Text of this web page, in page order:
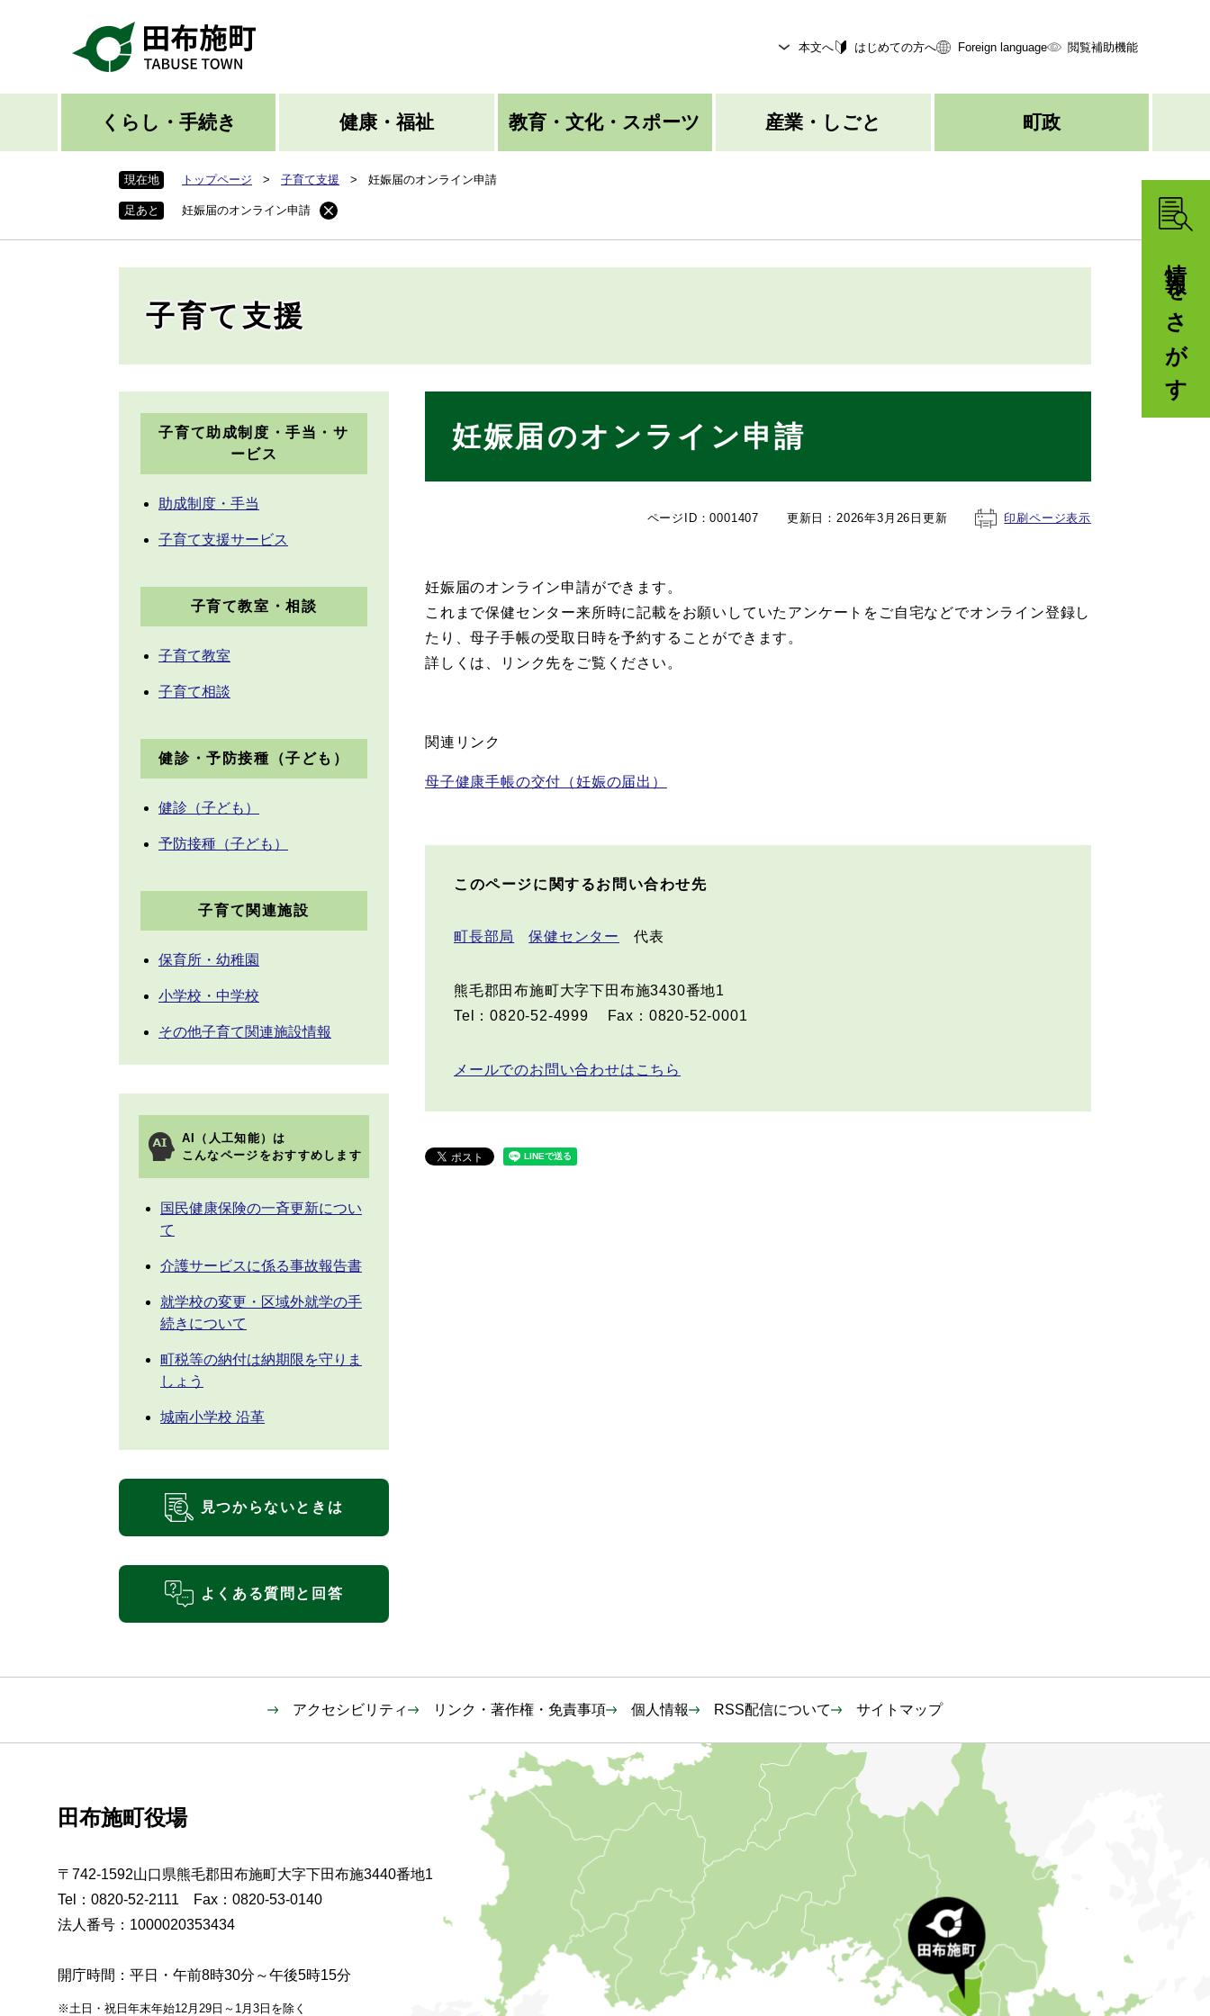
先
情報をさがす
本文へ はじめての方へ Foreign language 閲覧補助機能
くらし・手続き 健康・福祉 教育・文化・スポーツ 産業・しごと 町政
現在地 トップページ > 子育て支援 > 妊娠届のオンライン申請
足あと 妊娠届のオンライン申請
子育て支援
妊娠届のオンライン申請
ページID：0001407 更新日：2026年3月26日更新 印刷ページ表示
妊娠届のオンライン申請ができます。
これまで保健センター来所時に記載をお願いしていたアンケートをご自宅などでオンライン登録し
たり、母子手帳の受取日時を予約することができます。
詳しくは、リンク先をご覧ください。
関連リンク
母子健康手帳の交付（妊娠の届出）
このページに関するお問い合わせ先
町長部局 保健センター 代表
熊毛郡田布施町大字下田布施3430番地1
Tel：0820-52-4999
Fax：0820-52-0001
メールでのお問い合わせはこちら
子育て助成制度・手当・サ
ービス
助成制度・手当
子育て支援サービス
子育て教室・相談
子育て教室
子育て相談
健診・予防接種（子ども）
健診（子ども）
予防接種（子ども）
子育て関連施設
保育所・幼稚園
小学校・中学校
その他子育て関連施設情報
AI（人工知能）は
こんなページをおすすめします
国民健康保険の一斉更新につい
て
介護サービスに係る事故報告書
就学校の変更・区域外就学の手
続きについて
町税等の納付は納期限を守りま
しょう
城南小学校 沿革
見つからないときは
よくある質問と回答
アクセシビリティ リンク・著作権・免責事項 個人情報 RSS配信について サイトマップ
田布施町役場
〒742-1592山口県熊毛郡田布施町大字下田布施3440番地1
Tel：0820-52-2111 Fax：0820-53-0140
法人番号：1000020353434
開庁時間：平日・午前8時30分～午後5時15分
※土日・祝日年末年始12月29日～1月3日を除く